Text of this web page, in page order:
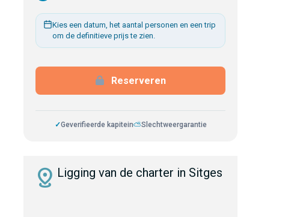
Kies een datum, het aantal personen en een trip
om de definitieve prijs te zien.
Reserveren
✓Geverifieerde kapitein⛅Slechtweergarantie
distance Ligging van de charter in Sitges